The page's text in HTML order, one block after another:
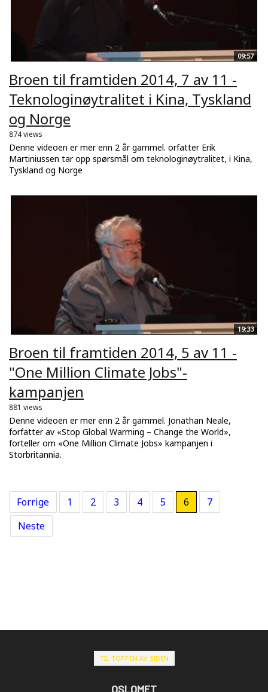
09:57
Broen til framtiden 2014, 7 av 11 -
Teknologinøytralitet i Kina, Tyskland
og Norge
874 views
Denne videoen er mer enn 2 år gammel. orfatter Erik
Martiniussen tar opp spørsmål om teknologinøytralitet, i Kina,
Tyskland og Norge
19:33
Broen til framtiden 2014, 5 av 11 -
"One Million Climate Jobs"-
kampanjen
881 views
Denne videoen er mer enn 2 år gammel. Jonathan Neale,
forfatter av «Stop Global Warming – Change the World»,
forteller om «One Million Climate Jobs» kampanjen i
Storbritannia.
Forrige 1 2 3 4 5 6
7
Neste
TIL TOPPEN AV SIDEN
OSLOMET